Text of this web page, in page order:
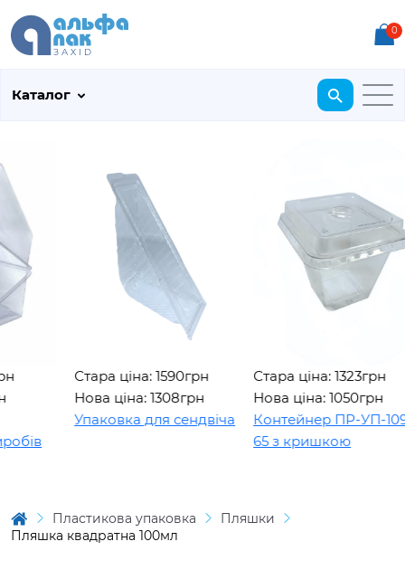
0
Каталог
Стара ціна: 1590грн
Нова ціна: 1308грн
Упаковка для сендвіча
Стара ціна: 1323грн
Нова ціна: 1050грн
Контейнер ПР-УП-109 х
65 з кришкою
Пластикова упаковка
Пляшки
Пляшка квадратна 100мл